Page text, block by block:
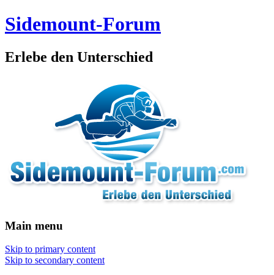
Sidemount-Forum
Erlebe den Unterschied
Main menu
Skip to primary content
Skip to secondary content